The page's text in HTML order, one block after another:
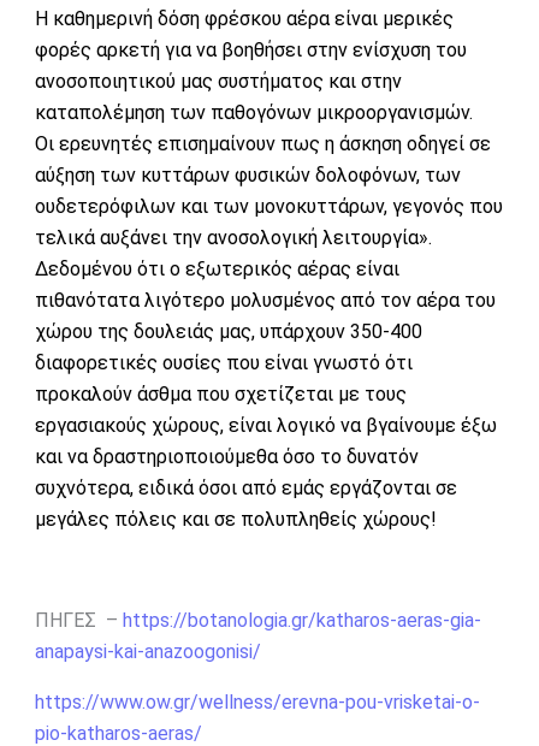
Η καθημερινή δόση φρέσκου αέρα είναι μερικές
φορές αρκετή για να βοηθήσει στην ενίσχυση του
ανοσοποιητικού μας συστήματος και στην
καταπολέμηση των παθογόνων μικροοργανισμών.
Οι ερευνητές επισημαίνουν πως η άσκηση οδηγεί σε
αύξηση των κυττάρων φυσικών δολοφόνων, των
ουδετερόφιλων και των μονοκυττάρων, γεγονός που
τελικά αυξάνει την ανοσολογική λειτουργία».
Δεδομένου ότι ο εξωτερικός αέρας είναι
πιθανότατα λιγότερο μολυσμένος από τον αέρα του
χώρου της δουλειάς μας, υπάρχουν 350-400
διαφορετικές ουσίες που είναι γνωστό ότι
προκαλούν άσθμα που σχετίζεται με τους
εργασιακούς χώρους, είναι λογικό να βγαίνουμε έξω
και να δραστηριοποιούμεθα όσο το δυνατόν
συχνότερα, ειδικά όσοι από εμάς εργάζονται σε
μεγάλες πόλεις και σε πολυπληθείς χώρους!
ΠΗΓΕΣ – https://botanologia.gr/katharos-aeras-gia-
anapaysi-kai-anazoogonisi/
https://www.ow.gr/wellness/erevna-pou-vrisketai-o-
pio-katharos-aeras/